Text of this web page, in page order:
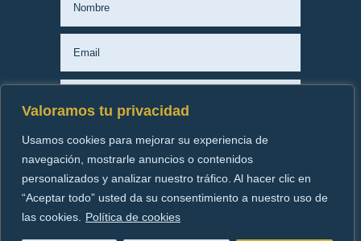
Valoramos tu privacidad
Usamos cookies para mejorar su experiencia de
navegación, mostrarle anuncios o contenidos
personalizados y analizar nuestro tráfico. Al hacer clic en
“Aceptar todo” usted da su consentimiento a nuestro uso de
las cookies.
Política de cookies
Enviar
© EA Migration Consulting2026 | Todos los derechos